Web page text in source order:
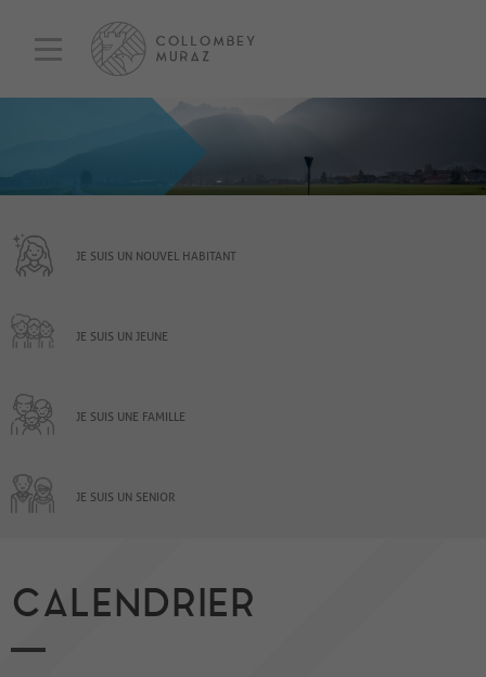
JE SUIS UN NOUVEL HABITANT
JE SUIS UN JEUNE
JE SUIS UNE FAMILLE
JE SUIS UN SENIOR
CALENDRIER